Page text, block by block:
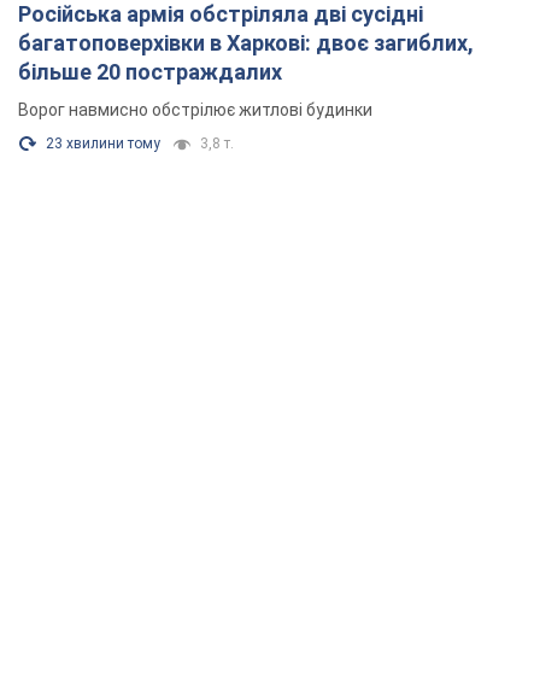
Російська армія обстріляла дві сусідні
багатоповерхівки в Харкові: двоє загиблих,
більше 20 постраждалих
Ворог навмисно обстрілює житлові будинки
23 хвилини тому 3,8 т.